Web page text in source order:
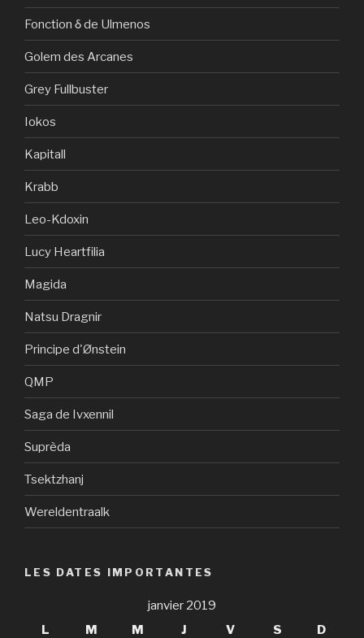
Fonction δ de Ulmenos
Golem des Arcanes
Grey Fullbuster
Iokos
Kapitall
Krabb
Leo-Kdoxin
Lucy Heartfilia
Magida
Natsu Dragnir
Principe d'Ønstein
QMP
Saga de Ivxennil
Suprèda
Tsektzhanj
Wereldentraalk
LES DATES IMPORTANTES
janvier 2019
L
M M J V S D